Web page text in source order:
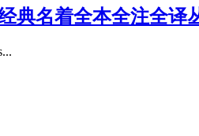
典名着全本全注全译